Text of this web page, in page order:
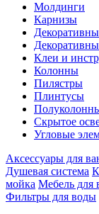
Молдинги
Карнизы
Клеи и
Колонны
Пилястры
Плинтусы
Скрытое
Угловые
Аксессуары для
Душевая система
мойка Мебель для
Фильтры для воды